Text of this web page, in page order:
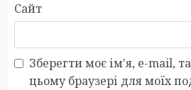
Сайт
Зберегти моє ім'я, e-mail,
цьому браузері для моїх